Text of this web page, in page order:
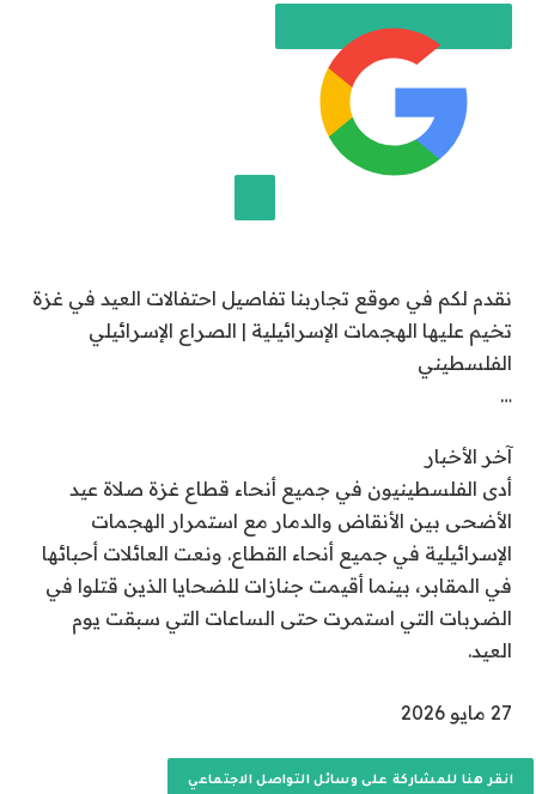
2
7
6
نقدم لكم في موقع تجاربنا تفاصيل احتفالات العيد في غزة
تخيم عليها الهجمات الإسرائيلية | الصراع الإسرائيلي
الفلسطيني
…
آخر الأخبار
أدى الفلسطينيون في جميع أنحاء قطاع غزة صلاة عيد
الأضحى بين الأنقاض والدمار مع استمرار الهجمات
الإسرائيلية في جميع أنحاء القطاع. ونعت العائلات أحبائها
في المقابر، بينما أقيمت جنازات للضحايا الذين قتلوا في
الضربات التي استمرت حتى الساعات التي سبقت يوم
العيد.
نُ
ر
27 مايو 2026
انقر هنا للمشاركة على وسائل التواصل الاجتماعي